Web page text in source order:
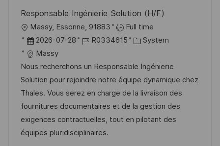
u
r
ö
f
f
e
n
t
l
i
c
Responsable Ingénierie Solution (H/F)
O
r
t
Massy, Essonne, 91883
Full time
D
a
t
u
m
d
e
r
2026-07-28
J
b
-
I
D
R0334615
K
t
e
g
o
r
System
Massy
Nous recherchons un Responsable Ingénierie
Solution pour rejoindre notre équipe dynamique chez
Thales. Vous serez en charge de la livraison des
fournitures documentaires et de la gestion des
exigences contractuelles, tout en pilotant des
équipes pluridisciplinaires.